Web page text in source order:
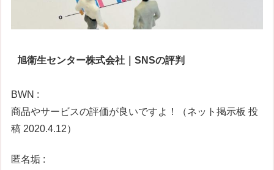
旭衛生センター株式会社｜SNSの評判
BWN :
商品やサービスの評価が良いですよ！（ネット掲示板 投
稿 2020.4.12）
匿名垢 :